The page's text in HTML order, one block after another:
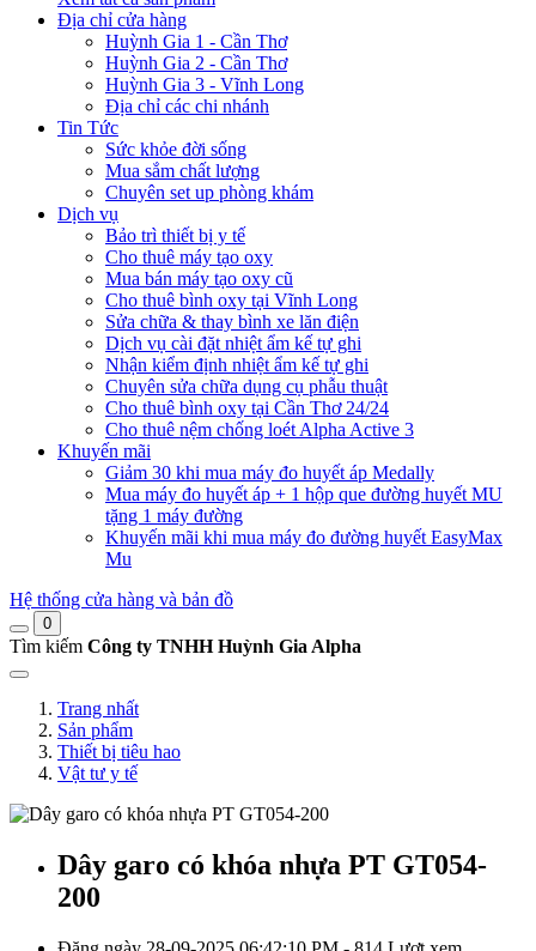
Địa chỉ cửa hàng
Huỳnh Gia 1 - Cần Thơ
Huỳnh Gia 2 - Cần Thơ
Huỳnh Gia 3 - Vĩnh Long
Địa chỉ các chi nhánh
Tin Tức
Sức khỏe đời sống
Mua sắm chất lượng
Chuyên set up phòng khám
Dịch vụ
Bảo trì thiết bị y tế
Cho thuê máy tạo oxy
Mua bán máy tạo oxy cũ
Cho thuê bình oxy tại Vĩnh Long
Sửa chữa & thay bình xe lăn điện
Dịch vụ cài đặt nhiệt ẩm kế tự ghi
Nhận kiểm định nhiệt ẩm kế tự ghi
Chuyên sửa chữa dụng cụ phẫu thuật
Cho thuê bình oxy tại Cần Thơ 24/24
Cho thuê nệm chống loét Alpha Active 3
Khuyến mãi
Giảm 30 khi mua máy đo huyết áp Medally
Mua máy đo huyết áp + 1 hộp que đường huyết MU
tặng 1 máy đường
Khuyến mãi khi mua máy đo đường huyết EasyMax
Mu
Hệ thống cửa hàng và bản đồ
0
Tìm kiếm Công ty TNHH Huỳnh Gia Alpha
Trang nhất
Sản phẩm
Thiết bị tiêu hao
Vật tư y tế
Dây garo có khóa nhựa PT GT054-
200